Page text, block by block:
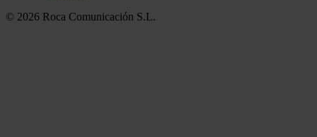
© 2026 Roca Comunicación S.L.